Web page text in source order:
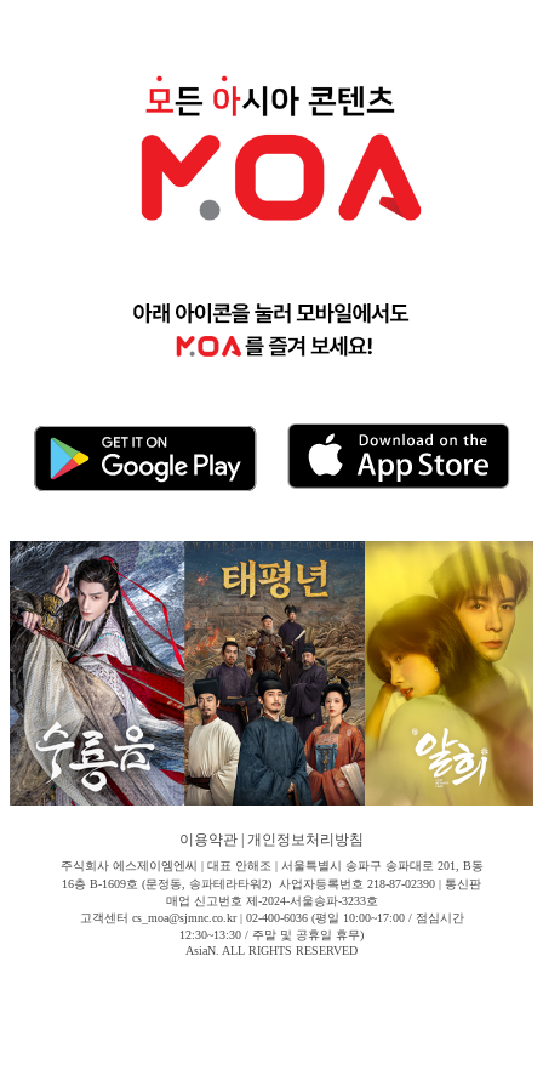
이용약관 개인정보처리방침
주식회사 에스제이엠엔씨 | 대표 안해조 | 서울특별시 송파구 송파대로 201, B동
16층 B-1609호 (문정동, 송파테라타워2) 사업자등록번호 218-87-02390 | 통신판
매업 신고번호 제-2024-서울송파-3233호
고객센터 cs_moa@sjmnc.co.kr | 02-400-6036 (평일 10:00~17:00 / 점심시간
12:30~13:30 / 주말 및 공휴일 휴무)
AsiaN. ALL RIGHTS RESERVED